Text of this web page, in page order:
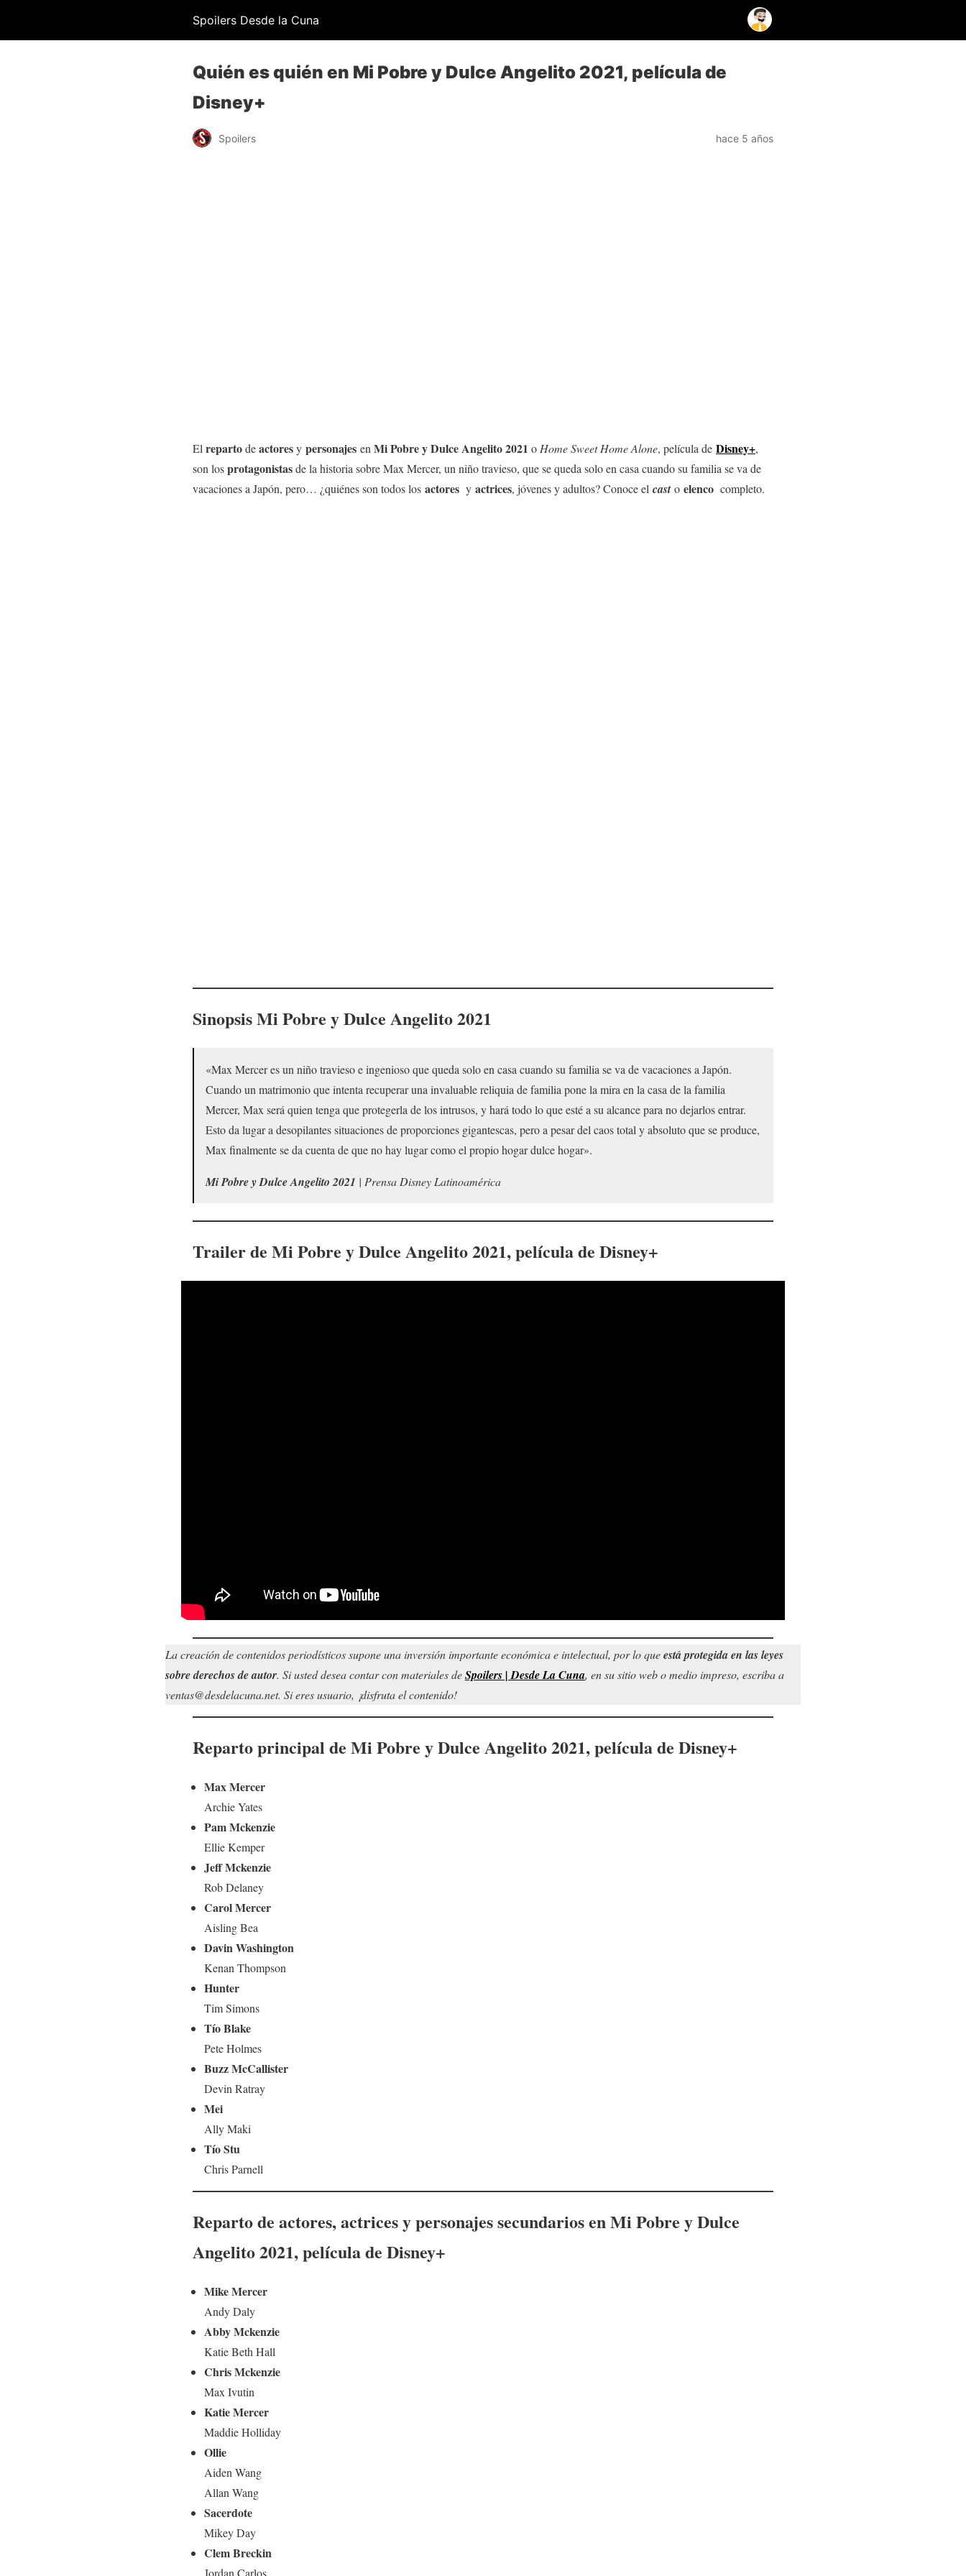
Spoilers Desde la Cuna
Quién es quién en Mi Pobre y Dulce Angelito 2021, película de
Disney+
Spoilers hace 5 años
El repartodeactoresy personajes en Mi Pobre y Dulce Angelito 2021 o Home Sweet Home Alone, película de Disney+,
son losprotagonistasde la historia sobre Max Mercer, un niño travieso, que se queda solo en casa cuando su familia se va de
vacaciones a Japón, pero… ¿quiénes son todos los actores y actrices, jóvenes y adultos? Conoce el casto elenco completo.
SinopsisMi Pobre y Dulce Angelito2021
«Max Mercer es un niño travieso e ingenioso que queda solo en casa cuando su familia se va de vacaciones a Japón.
Cuando un matrimonio que intenta recuperar una invaluable reliquia de familia pone la mira en la casa de la familia
Mercer, Max será quien tenga que protegerla de los intrusos, y hará todo lo que esté a su alcance para no dejarlos entrar.
Esto da lugar a desopilantes situaciones de proporciones gigantescas, pero a pesar del caos total y absoluto que se produce,
Max finalmente se da cuenta de que no hay lugar como el propio hogar dulce hogar».
Mi Pobre y Dulce Angelito 2021 | Prensa Disney Latinoamérica
Trailer de Mi Pobre y Dulce Angelito2021, película de Disney+
La creación de contenidos periodísticos supone una inversión importante económica e intelectual, por lo queestá protegida en las leyes
sobre derechos de autor. Si usted desea contar con materiales deSpoilers | Desde La Cuna, en su sitio web o medio impreso, escriba a
ventas@desdelacuna.net. Si eres usuario, ¡disfruta el contenido!
Reparto principal de Mi Pobre y Dulce Angelito2021, película de Disney+
Max Mercer
Archie Yates
Pam Mckenzie
Ellie Kemper
Jeff Mckenzie
Rob Delaney
Carol Mercer
Aisling Bea
Davin Washington
Kenan Thompson
Hunter
Tim Simons
Tío Blake
Pete Holmes
Buzz McCallister
Devin Ratray
Mei
Ally Maki
Tío Stu
Chris Parnell
Reparto de actores, actrices y personajes secundarios enMi Pobre y Dulce
Angelito2021, película de Disney+
Mike Mercer
Andy Daly
Abby Mckenzie
Katie Beth Hall
Chris Mckenzie
Max Ivutin
Katie Mercer
Maddie Holliday
Ollie
Aiden Wang
Allan Wang
Sacerdote
Mikey Day
Clem Breckin
Jordan Carlos